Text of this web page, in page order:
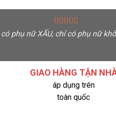
phụ nữ XẤU, chỉ có phụ nữ
GIAO HÀNG TẬN
áp dụng trên
toàn quốc